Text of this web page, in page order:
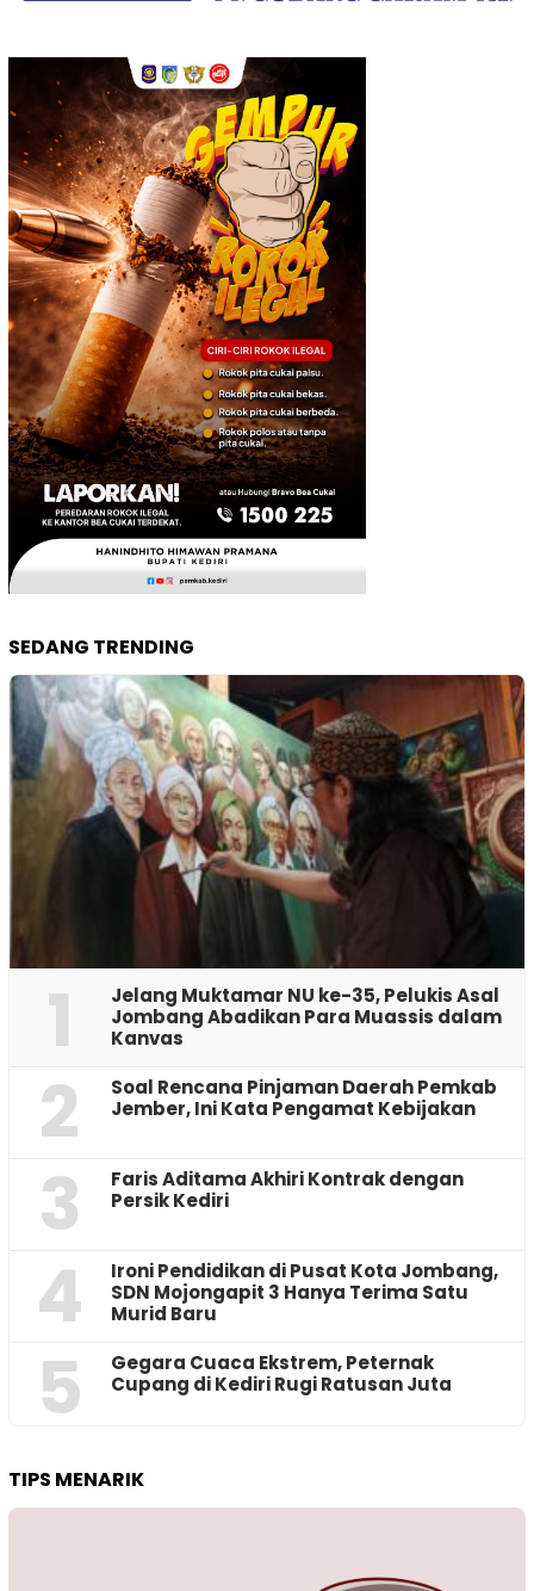
SEDANG TRENDING
1
Jelang Muktamar NU ke-35, Pelukis Asal
Jombang Abadikan Para Muassis dalam
Kanvas
2
‎Soal Rencana Pinjaman Daerah Pemkab
Jember, Ini Kata Pengamat Kebijakan ‎
3
Faris Aditama Akhiri Kontrak dengan
Persik Kediri
4
Ironi Pendidikan di Pusat Kota Jombang,
SDN Mojongapit 3 Hanya Terima Satu
Murid Baru
5
‎Gegara Cuaca Ekstrem, Peternak
Cupang di Kediri Rugi Ratusan Juta
TIPS MENARIK